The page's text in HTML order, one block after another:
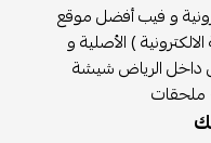
و فيب أفضل موقع
) الأصلية و
الرياض شيشة